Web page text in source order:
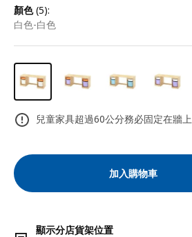
顏色(5):
白色-白色
兒童家具超過60公分務必固定在牆上
加入購物車
顯示分店貨架位置